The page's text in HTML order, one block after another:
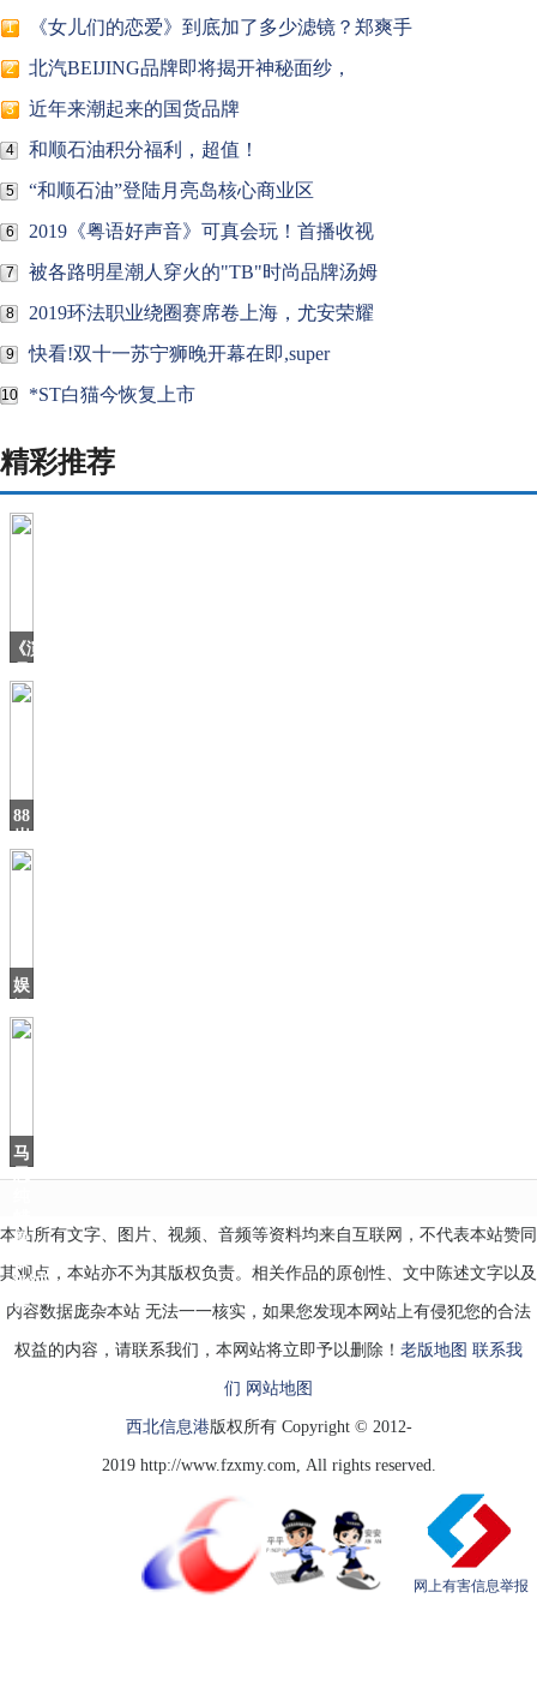
1 《女儿们的恋爱》到底加了多少滤镜？郑爽手
2 北汽BEIJING品牌即将揭开神秘面纱，
3 近年来潮起来的国货品牌
4 和顺石油积分福利，超值！
5 “和顺石油”登陆月亮岛核心商业区
6 2019《粤语好声音》可真会玩！首播收视
7 被各路明星潮人穿火的"TB"时尚品牌汤姆
8 2019环法职业绕圈赛席卷上海，尤安荣耀
9 快看!双十一苏宁狮晚开幕在即,super
10 *ST白猫今恢复上市
精彩推荐
《演
请
五
88
岁
老
轮
娱
说：
时
尚
马
思
像
被
评“业
界
本站所有文字、图片、视频、音频等资料均来自互联网，不代表本站赞同
其观点，本站亦不为其版权负责。相关作品的原创性、文中陈述文字以及
内容数据庞杂本站 无法一一核实，如果您发现本网站上有侵犯您的合法
权益的内容，请联系我们，本网站将立即予以删除！ 老版地图 联系我
们 网站地图
西北信息港版权所有 Copyright © 2012-
2019 http://www.fzxmy.com, All rights reserved.
网上有害信息举报